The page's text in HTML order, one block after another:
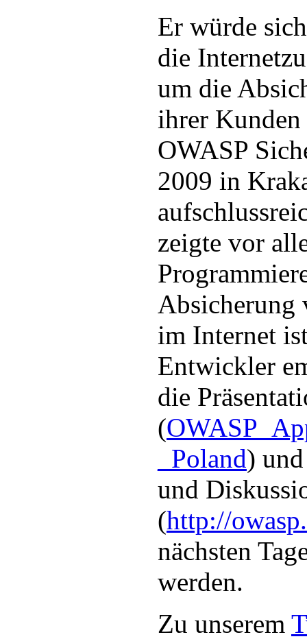
Er würde
die
um die
ihrer
OWASP
2009 in
zeigte vor
Absicherung
im Internet
Entwickler
die
(
_Poland)
und
(http://
nächsten
werden.
Zu unserem